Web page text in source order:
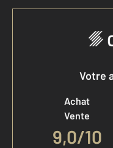
Votre
Achat
Vente
9,0/10